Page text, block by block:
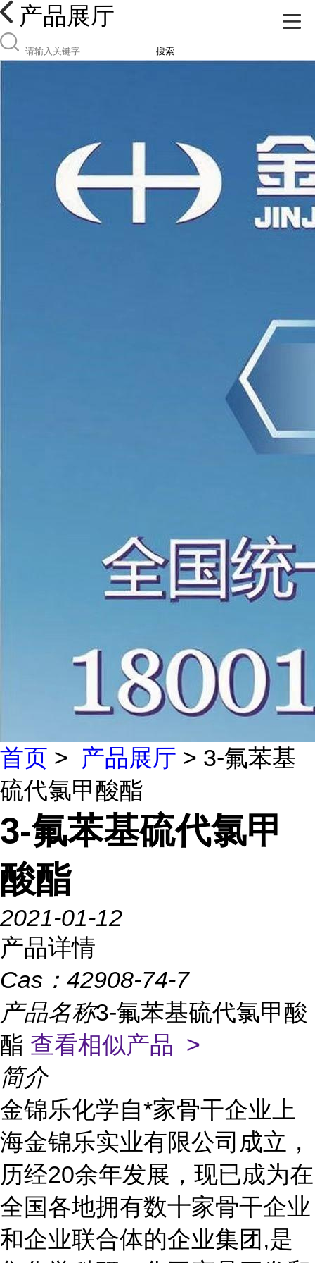
产品展厅
搜索
首页 > 产品展厅 > 3-氟苯基
硫代氯甲酸酯
3-氟苯基硫代氯甲
酸酯
2021-01-12
产品详情
Cas： 42908-74-7
产品名称3-氟苯基硫代氯甲酸
酯 查看相似产品 >
简介
金锦乐化学自*家骨干企业上
海金锦乐实业有限公司成立，
历经20余年发展，现已成为在
全国各地拥有数十家骨干企业
和企业联合体的企业集团,是